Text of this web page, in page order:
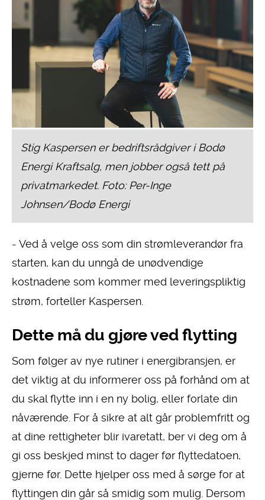
Stig Kaspersen er bedriftsrådgiver i Bodø
Energi Kraftsalg, men jobber også tett på
privatmarkedet. Foto: Per-Inge
Johnsen/Bodø Energi
- Ved å velge oss som din strømleverandør fra
starten, kan du unngå de unødvendige
kostnadene som kommer med leveringspliktig
strøm, forteller Kaspersen.
Dette må du gjøre ved flytting
Som følger av nye rutiner i energibransjen, er
det viktig at du informerer oss på forhånd om at
du skal flytte inn i en ny bolig, eller forlate din
nåværende. For å sikre at alt går problemfritt og
at dine rettigheter blir ivaretatt, ber vi deg om å
gi oss beskjed minst to dager før flyttedatoen,
gjerne før. Dette hjelper oss med å sørge for at
flyttingen din går så smidig som mulig. Dersom